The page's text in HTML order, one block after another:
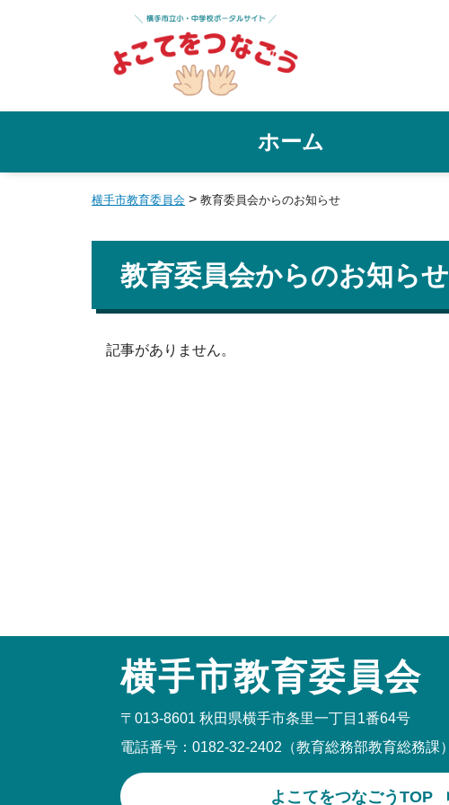
ホーム
横手市教育委員会 > 教育委員会からのお知らせ
教育委員会からのお知らせ
記事がありません。
横手市教育委員会
〒013-8601 秋田県横手市条里一丁目1番64号
電話番号：0182-32-2402（教育総務部教育総務課）
よこてをつなごうTOP